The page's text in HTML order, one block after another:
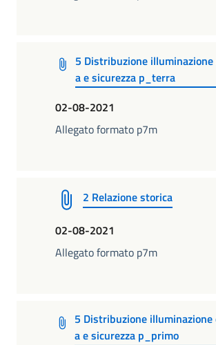
5 Distribuzione
a e sicurezza p_terra
02-08-2021
Allegato formato p7m
2 Relazione storica
02-08-2021
Allegato formato p7m
5 Distribuzione
a e sicurezza p_primo